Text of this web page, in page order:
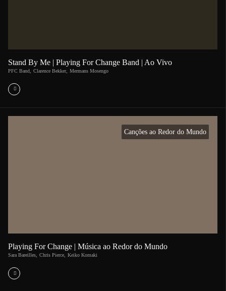
Stand By Me | Playing For Change Band | Ao Vivo
PFC Band Clarence Bekker, Mermans Mosengo
Canções ao Redor do Mundo
Playing For Change | Música ao Redor do Mundo
Sara Bareilles, Chris Pierce, Keiko Komaki